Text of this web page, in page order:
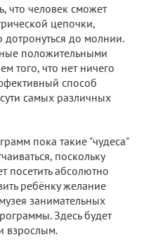
что человек сможет
цепочки,
до молнии.
положительными
того, что нет ничего
способ
самых различных
пока такие "чудеса"
поскольку
посетить абсолютно
ребёнку желание
занимательных
Здесь будет
взрослым.